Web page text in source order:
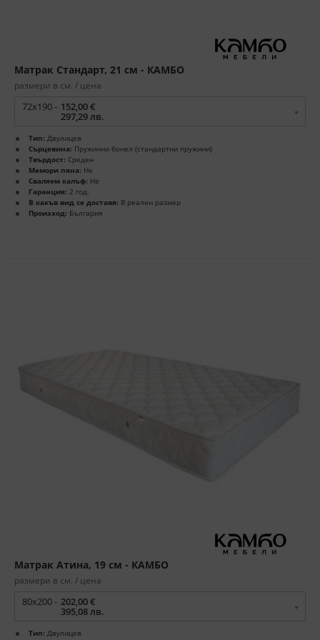
Матрак Стандарт, 21 см - КАМБО
размери в см. / цена
72x190 - 152,00 €
297,29 лв.
Тип: Двулицев
Сърцевина: Пружинни бонел (стандартни пружини)
Твърдост: Среден
Мемори пяна: Не
Сваляем калъф: Не
Гаранция: 2 год.
В какъв вид се доставя: В реален размер
Произход: България
Матрак Атина, 19 см - КАМБО
размери в см. / цена
80x200 - 202,00 €
395,08 лв.
Тип: Двулицев